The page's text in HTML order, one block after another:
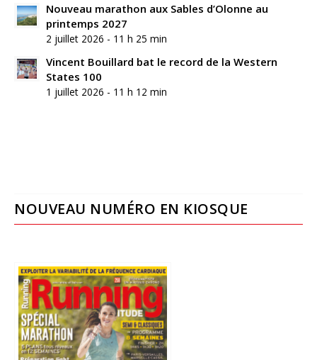
Nouveau marathon aux Sables d’Olonne au
printemps 2027
2 juillet 2026 - 11 h 25 min
Vincent Bouillard bat le record de la Western
States 100
1 juillet 2026 - 11 h 12 min
NOUVEAU NUMÉRO EN KIOSQUE